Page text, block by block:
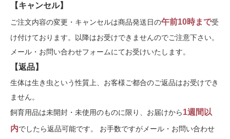
【キャンセル】
ご注文内容の変更・キャンセルは商品発送日の午前10時まで受
け付けております。以降はお受けできませんのでご注意下さい。
メール・お問い合わせフォームにてお受けいたします。
【返品】
生体は生き虫という性質上、お客様ご都合のご返品はお受けでき
ません。
飼育用品は未開封・未使用のものに限り、お届けから1週間以
内でしたら返品可能です。 お手数ですがメール・お問い合わせ